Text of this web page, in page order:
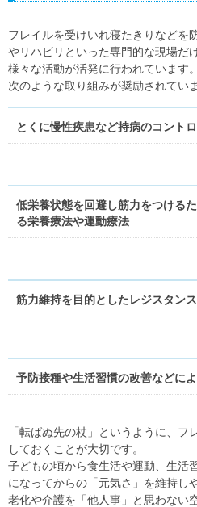
フレイルを受けいれ寝たきりなどを
やリハビリといった専門的な現場だ
様々な活動が活発に行われています。
次のような取り組みが奨励されていま
とくに慢性疾患など持病のコント
低栄養状態を回避し筋力をつける
る栄養療法や運動療法
筋力維持を目的としたレジスタン
予防接種や生活習慣の改善などに
「転ばぬ先の杖」というように、
しておくことが大切です。
子どもの頃から食生活や運動、生活
になってからの「元気さ」を維持し
老化や介護を「他人事」と思わない